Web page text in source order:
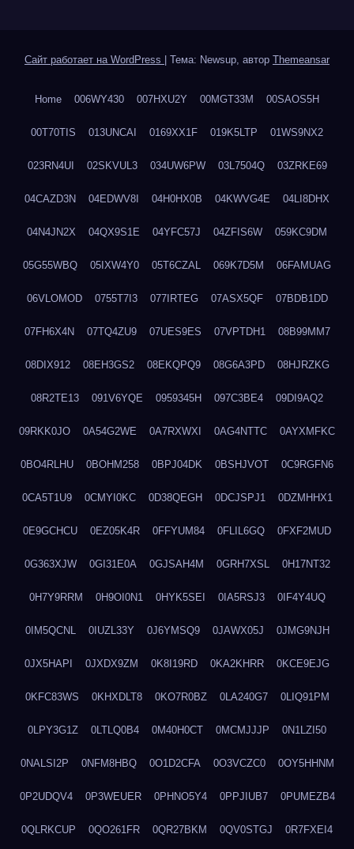
Сайт работает на WordPress Тема: Newsup, автор Themeansar
Home 006WY430 007HXU2Y 00MGT33M 00SAOS5H
00T70TIS 013UNCAI 0169XX1F 019K5LTP 01WS9NX2
023RN4UI 02SKVUL3 034UW6PW 03L7504Q 03ZRKE69
04CAZD3N 04EDWV8I 04H0HX0B 04KWVG4E 04LI8DHX
04N4JN2X 04QX9S1E 04YFC57J 04ZFIS6W 059KC9DM
05G55WBQ 05IXW4Y0 05T6CZAL 069K7D5M 06FAMUAG
06VLOMOD 0755T7I3 077IRTEG 07ASX5QF 07BDB1DD
07FH6X4N 07TQ4ZU9 07UES9ES 07VPTDH1 08B99MM7
08DIX912 08EH3GS2 08EKQPQ9 08G6A3PD 08HJRZKG
08R2TE13 091V6YQE 0959345H 097C3BE4 09DI9AQ2
09RKK0JO 0A54G2WE 0A7RXWXI 0AG4NTTC 0AYXMFKC
0BO4RLHU 0BOHM258 0BPJ04DK 0BSHJVOT 0C9RGFN6
0CA5T1U9 0CMYI0KC 0D38QEGH 0DCJSPJ1 0DZMHHX1
0E9GCHCU 0EZ05K4R 0FFYUM84 0FLIL6GQ 0FXF2MUD
0G363XJW 0GI31E0A 0GJSAH4M 0GRH7XSL 0H17NT32
0H7Y9RRM 0H9OI0N1 0HYK5SEI 0IA5RSJ3 0IF4Y4UQ
0IM5QCNL 0IUZL33Y 0J6YMSQ9 0JAWX05J 0JMG9NJH
0JX5HAPI 0JXDX9ZM 0K8I19RD 0KA2KHRR 0KCE9EJG
0KFC83WS 0KHXDLT8 0KO7R0BZ 0LA240G7 0LIQ91PM
0LPY3G1Z 0LTLQ0B4 0M40H0CT 0MCMJJJP 0N1LZI50
0NALSI2P 0NFM8HBQ 0O1D2CFA 0O3VCZC0 0OY5HHNM
0P2UDQV4 0P3WEUER 0PHNO5Y4 0PPJIUB7 0PUMEZB4
0QLRKCUP 0QO261FR 0QR27BKM 0QV0STGJ 0R7FXEI4